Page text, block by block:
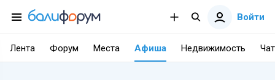
Войти
Лента Форум Места Афиша Недвижимость Чат